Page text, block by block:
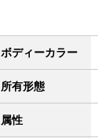
ボディーカラー
所有形態
属性